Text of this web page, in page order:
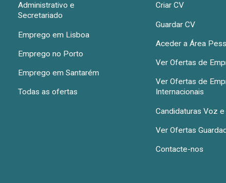
Administrativo e
Secretariado
Emprego em Lisboa
Emprego no Porto
Emprego em Santarém
Todas as ofertas
Criar CV
Guardar CV
Aceder a Área
Ver Ofertas de
Ver Ofertas de
Internacionais
Candidaturas Voz
Ver Ofertas
Contacte-nos